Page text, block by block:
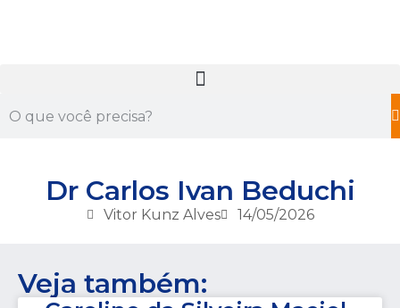
Dr Carlos Ivan Beduchi
Vitor Kunz Alves 14/05/2026
Veja também: